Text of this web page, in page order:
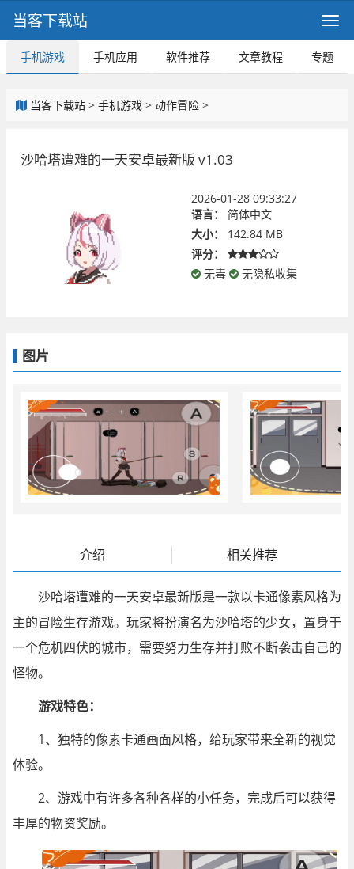
当客下载站
手机游戏 手机应用 软件推荐 文章教程 专题
当客下载站 > 手机游戏 > 动作冒险 >
沙哈塔遭难的一天安卓最新版 v1.03
2026-01-28 09:33:27
语言：
简体中文
大小：
142.84 MB
评分：
无毒
无隐私收集
图片
介绍 相关推荐
沙哈塔遭难的一天安卓最新版是一款以卡通像素风格为
主的冒险生存游戏。玩家将扮演名为沙哈塔的少女，置身于
一个危机四伏的城市，需要努力生存并打败不断袭击自己的
怪物。
游戏特色：
1、独特的像素卡通画面风格，给玩家带来全新的视觉
体验。
2、游戏中有许多各种各样的小任务，完成后可以获得
丰厚的物资奖励。